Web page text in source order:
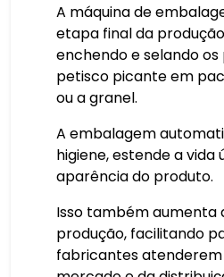
A máquina de
etapa final da
enchendo e selando os
petisco picante em
ou a granel.
A embalagem
higiene, estende a vida
aparência do produto.
Isso também aumenta
produção, facilitando
fabricantes